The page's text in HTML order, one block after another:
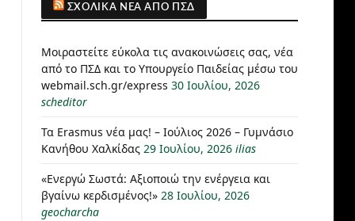
ΣΧΟΛΙΚΆ ΝΈΑ ΑΠΌ ΠΣΔ
Μοιραστείτε εύκολα τις ανακοινώσεις σας, νέα
από το ΠΣΔ και το Υπουργείο Παιδείας μέσω του
webmail.sch.gr/express 30 Ιουλίου, 2026
scheditor
Τα Erasmus νέα μας! – Ιούλιος 2026 – Γυμνάσιο
Κανήθου Χαλκίδας 29 Ιουλίου, 2026 ilias
«Ενεργώ Σωστά: Αξιοποιώ την ενέργεια και
βγαίνω κερδισμένος!» 28 Ιουλίου, 2026
geocharcha